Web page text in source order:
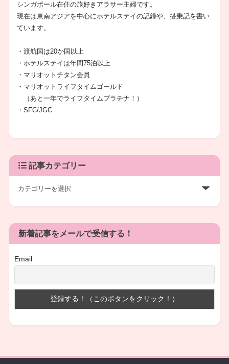
シンガポール在住の旅好きアラサー主婦です。
現在は東南アジアを中心にホテルステイの記録や、搭乗記を書い
ています。
・渡航国は20か国以上
・ホテルステイは年間75泊以上
・マリオットチタン会員
・マリオットライフタイムゴールド
（あと一年でライフタイムプラチナ！）
・SFC/JGC
記事カテゴリー
新着記事をメールで受信する！
Email